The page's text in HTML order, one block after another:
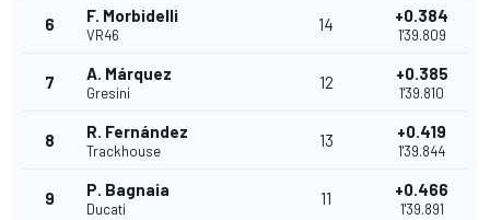
6 F. Morbidelli
VR46
14 +0.384
1'39.809
7 A. Márquez
Gresini
12 +0.385
1'39.810
8 R. Fernández
Trackhouse
13 +0.419
1'39.844
9 P. Bagnaia
Ducati
11 +0.466
1'39.891